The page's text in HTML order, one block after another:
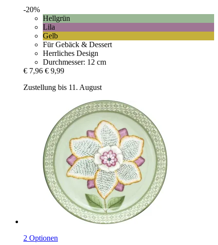
-20%
Hellgrün
Lila
Gelb
Für Gebäck & Dessert
Herrliches Design
Durchmesser: 12 cm
€ 7,96 € 9,99
Zustellung bis 11. August
2 Optionen